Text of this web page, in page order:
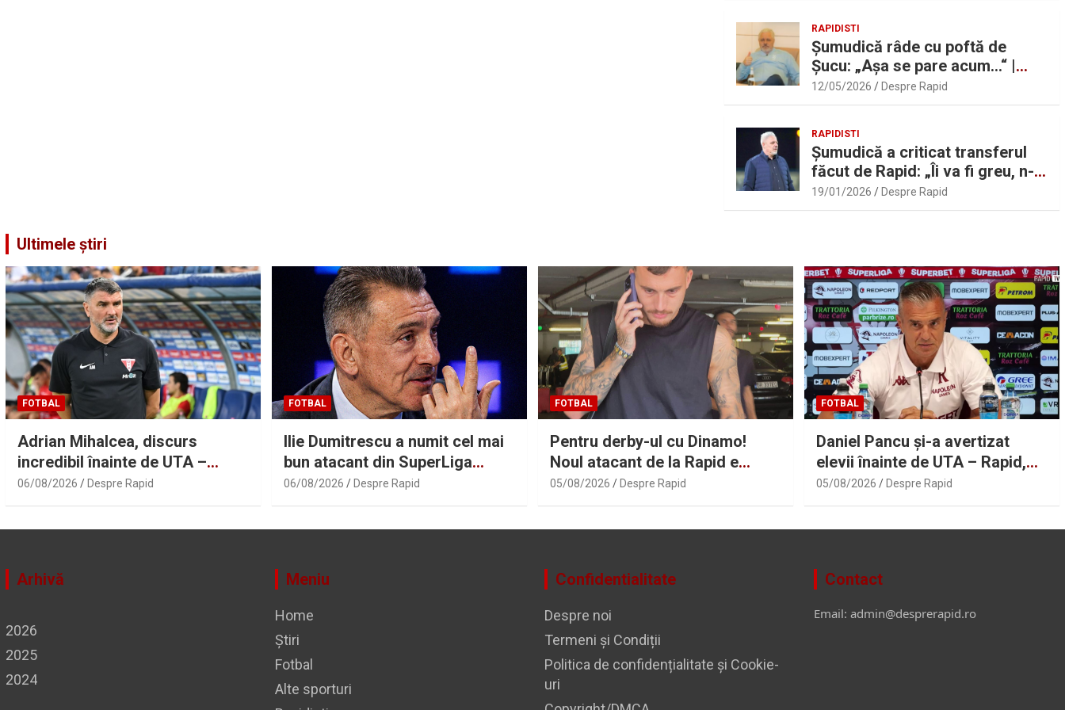
RAPIDISTI
Șumudică râde cu poftă de
Șucu: „Așa se pare acum…“ |
Sport.ro
12/05/2026 Despre Rapid
RAPIDISTI
Șumudică a criticat transferul
făcut de Rapid: „Îi va fi greu, n-
am înțeles”
19/01/2026 Despre Rapid
Ultimele știri
FOTBAL
Adrian Mihalcea, discurs
incredibil înainte de UTA –
Rapid: „Acest criminal a omorât
vreo șase oameni” | Sport.ro
06/08/2026 Despre Rapid
FOTBAL
Ilie Dumitrescu a numit cel mai
bun atacant din SuperLiga
României
06/08/2026 Despre Rapid
FOTBAL
Pentru derby-ul cu Dinamo!
Noul atacant de la Rapid e
pregătit de debut
05/08/2026 Despre Rapid
FOTBAL
Daniel Pancu și-a avertizat
elevii înainte de UTA – Rapid,
iar pe unii i-a ironizat: „Priza nu
a avut curent” | Sport.ro
05/08/2026 Despre Rapid
Arhivă
2026
2025
2024
Meniu
Home
Știri
Fotbal
Alte sporturi
Confidentialitate
Despre noi
Termeni și Condiții
Politica de confidențialitate și Cookie-
uri
Contact
Email: admin@desprerapid.ro